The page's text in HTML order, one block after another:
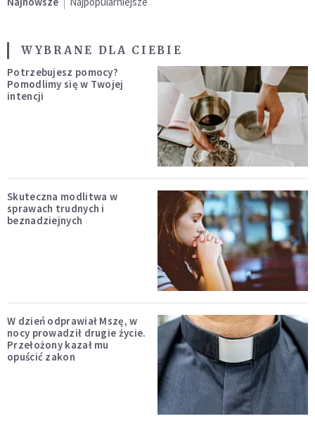
WYBRANE DLA CIEBIE
Potrzebujesz pomocy?
Pomodlimy się w Twojej
intencji
Skuteczna modlitwa w
sprawach trudnych i
beznadziejnych
W dzień odprawiał Mszę, w
nocy prowadził drugie życie.
Przełożony kazał mu
opuścić zakon